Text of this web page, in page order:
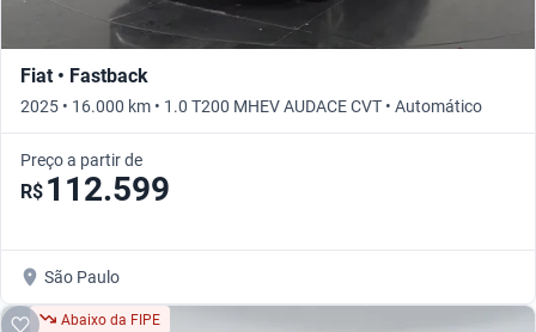
Fiat • Fastback
2025 • 16.000 km • 1.0 T200 MHEV AUDACE CVT • Automático
Preço a partir de
R$ 112.599
São Paulo
Abaixo da FIPE